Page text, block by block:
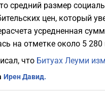
средний размер
цен, который
усредненная
на отметке около 5 280
что Битуах Леуми
Ирен Давид.